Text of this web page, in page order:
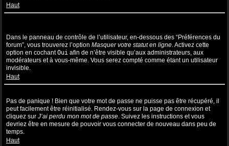
Haut
Dans le panneau de contrôle de l’utilisateur, en-dessous des “Préférences du
forum”, vous trouverez l’option Masquer votre statut en ligne. Activez cette
option en cochantOui afin de n’être visible qu’aux administrateurs, aux
modérateurs et à vous-même. Vous serez compté comme étant un utilisateur
invisible.
Haut
Pas de panique ! Bien que votre mot de passe ne puisse pas être récupéré, il
peut facilement être réinitialisé. Rendez-vous sur la page de connexion et
cliquez sur J’ai perdu mon mot de passe. Suivez les instructions et vous
devriez être en mesure de pouvoir vous connecter de nouveau dans peu de
temps.
Haut